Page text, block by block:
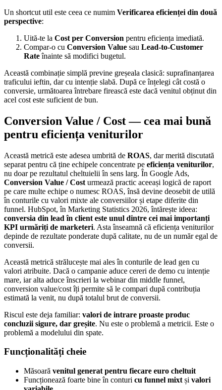
Un shortcut util este ceea ce numim Verificarea eficienței din două
perspective:
Uită-te la Cost per Conversion pentru eficiența imediată.
Compar-o cu Conversion Value sau Lead-to-Customer
Rateînainte să modifici bugetul.
Această combinație simplă previne greșeala clasică: suprafinanțarea
traficului ieftin, dar cu intenție slabă. După ce înțelegi cât costă o
conversie, următoarea întrebare firească este dacă venitul obținut din
acel cost este suficient de bun.
Conversion Value / Cost — cea mai bună
pentru eficiența veniturilor
Această metrică este adesea umbrită de ROAS, dar merită discutată
separat pentru că ține echipele concentrate pe eficiența veniturilor,
nu doar pe rezultatul cheltuielii în sens larg. În Google Ads,
Conversion Value / Cost urmează practic aceeași logică de raport
pe care multe echipe o numesc ROAS, însă devine deosebit de utilă
în conturile cu valori mixte ale conversiilor și etape diferite din
funnel. HubSpot, în Marketing Statistics 2026, întărește ideea:
conversia din lead în client este unul dintre cei mai importanți
KPI urmăriți de marketeri. Asta înseamnă că eficiența veniturilor
depinde de rezultate ponderate după calitate, nu de un număr egal de
conversii.
Această metrică strălucește mai ales în conturile de lead gen cu
valori atribuite. Dacă o campanie aduce cereri de demo cu intenție
mare, iar alta aduce înscrieri la webinar din middle funnel,
conversion value/cost îți permite să le compari după contribuția
estimată la venit, nu după totalul brut de conversii.
Riscul este deja familiar: valori de intrare proaste produc
concluzii sigure, dar greșite. Nu este o problemă a metricii. Este o
problemă a modelului din spate.
Funcționalități cheie
Măsoară venitul generat pentru fiecare euro cheltuit
Funcționează foarte bine în conturi cu funnel mixt și valori